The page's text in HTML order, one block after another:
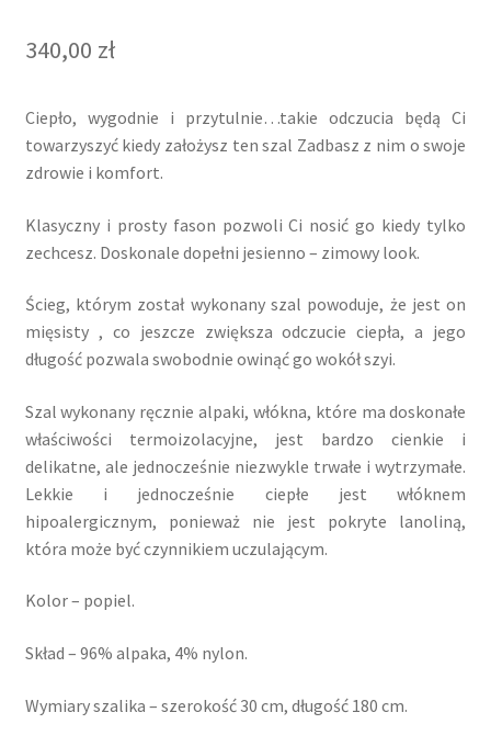
340,00 zł
Ciepło, wygodnie i przytulnie…takie odczucia będą Ci
towarzyszyć kiedy założysz ten szal Zadbasz z nim o swoje
zdrowie i komfort.
Klasyczny i prosty fason pozwoli Ci nosić go kiedy tylko
zechcesz. Doskonale dopełni jesienno – zimowy look.
Ścieg, którym został wykonany szal powoduje, że jest on
mięsisty , co jeszcze zwiększa odczucie ciepła, a jego
długość pozwala swobodnie owinąć go wokół szyi.
Szal wykonany ręcznie alpaki, włókna, które ma doskonałe
właściwości termoizolacyjne, jest bardzo cienkie i
delikatne, ale jednocześnie niezwykle trwałe i wytrzymałe.
Lekkie i jednocześnie ciepłe jest włóknem
hipoalergicznym, ponieważ nie jest pokryte lanoliną,
która może być czynnikiem uczulającym.
Kolor – popiel.
Skład – 96% alpaka, 4% nylon.
Wymiary szalika – szerokość 30 cm, długość 180 cm.